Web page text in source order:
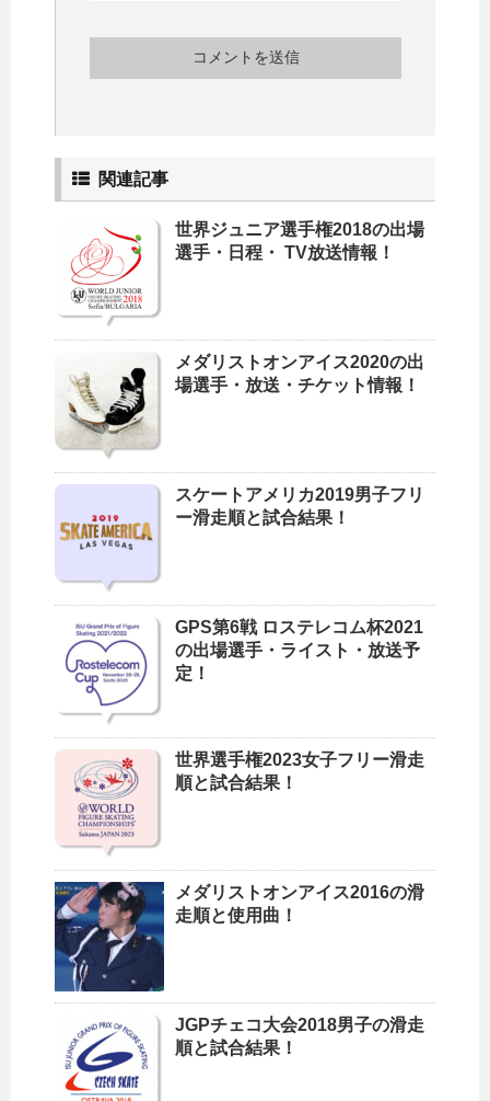
関連記事
世界ジュニア選手権2018の出場
選手・日程・ TV放送情報！
メダリストオンアイス2020の出
場選手・放送・チケット情報！
スケートアメリカ2019男子フリ
ー滑走順と試合結果！
GPS第6戦 ロステレコム杯2021
の出場選手・ライスト・放送予
定！
世界選手権2023女子フリー滑走
順と試合結果！
メダリストオンアイス2016の滑
走順と使用曲！
JGPチェコ大会2018男子の滑走
順と試合結果！